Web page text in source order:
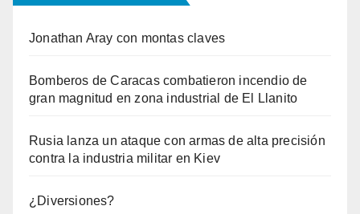
Jonathan Aray con montas claves
Bomberos de Caracas combatieron incendio de
gran magnitud en zona industrial de El Llanito
Rusia lanza un ataque con armas de alta precisión
contra la industria militar en Kiev
¿Diversiones?